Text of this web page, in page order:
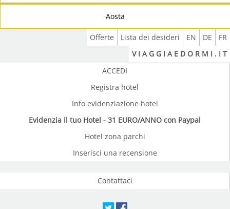
Aosta
FR
DE
EN
Lista dei desideri
Offerte
V I A G G I A E D O R M I . I T
ACCEDI
Registra hotel
Info evidenziazione hotel
Evidenzia il tuo Hotel - 31 EURO/ANNO con Paypal
Hotel zona parchi
Inserisci una recensione
Contattaci